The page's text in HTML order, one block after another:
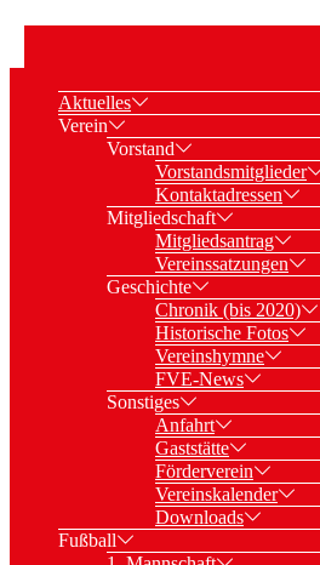
Aktuelles
Verein
Vorstand
Vorstandsmitglieder
Kontaktadressen
Mitgliedschaft
Mitgliedsantrag
Vereinssatzungen
Geschichte
Chronik (bis 2020)
Historische Fotos
Vereinshymne
FVE-News
Sonstiges
Anfahrt
Gaststätte
Förderverein
Vereinskalender
Downloads
Fußball